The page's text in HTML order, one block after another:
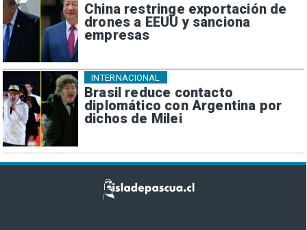
China restringe exportación de
drones a EEUU y sanciona
empresas
Brasil reduce contacto
diplomático con Argentina por
dichos de Milei
INTERNACIONAL